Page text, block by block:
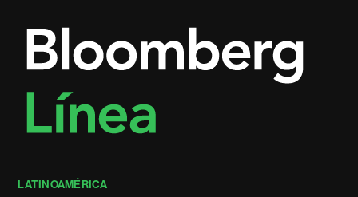
LATINOAMÉRICA